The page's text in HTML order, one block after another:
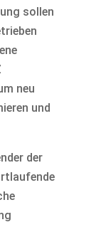
sollen
neu
und
der